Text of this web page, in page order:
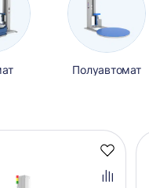
Полуавтомат
Добавить
Добавить